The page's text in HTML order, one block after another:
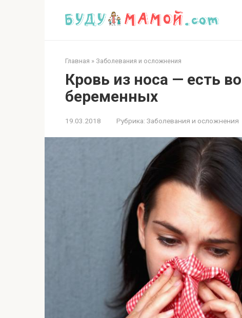
Главная » Заболевания и осложнения
Кровь из носа — есть
беременных
19.03.2018 Рубрика: Заболевания и осложнения